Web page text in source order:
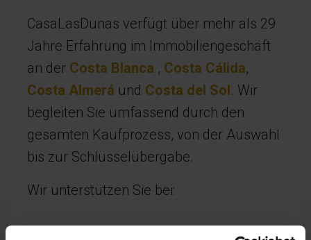
CasaLasDunas verfügt über mehr als 29
Jahre Erfahrung im Immobiliengeschäft
an der Costa Blanca , Costa Cálida,
Costa Almerá und Costa del Sol. Wir
begleiten Sie umfassend durch den
gesamten Kaufprozess, von der Auswahl
bis zur Schlüsselübergabe.
Wir unterstützen Sie bei: